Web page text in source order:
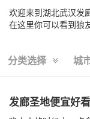
欢迎来到湖北武汉发
在这里你可以看到狼
分类选择 城
发廊圣地便宜好